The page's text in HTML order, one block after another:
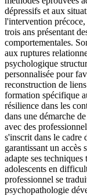
dépressifs et aux
l'intervention
trois ans présentant
comportementales.
aux ruptures
psychologique
personnalisée pour
reconstruction de
formation spécifique
résilience dans les
dans une démarche
avec des
s'inscrit dans le
garantissant un
adapte ses
adolescents en
professionnel se
psychopathologie